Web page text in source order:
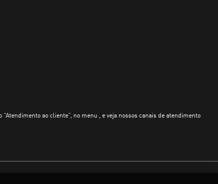
ao cliente”, no menu , e veja nossos canais de atendimento